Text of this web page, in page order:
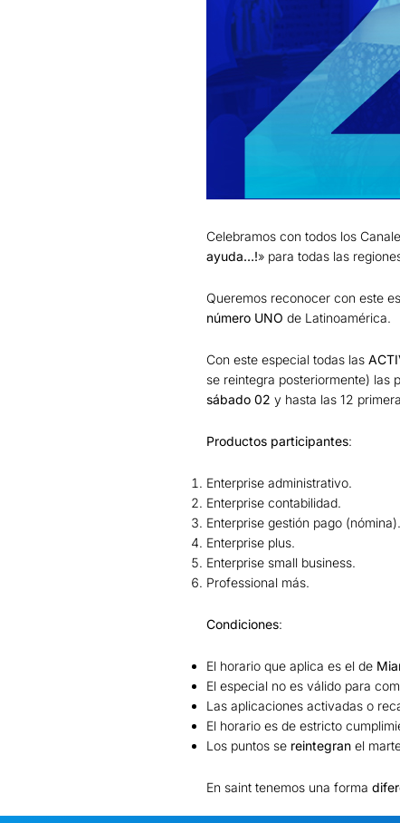
Celebramos con todos los
ayuda…!» para todas las
Queremos reconocer con este
número UNO de Latinoamérica.
Con este especial todas las
se reintegra posteriormente) las
sábado 02 y hasta las 12
Productos participantes:
Enterprise administrativo.
Enterprise contabilidad.
Enterprise gestión pago (nómina).
Enterprise plus.
Enterprise small business.
Professional más.
Condiciones:
El horario que aplica es el de
El especial no es válido para
Las aplicaciones activadas o
El horario es de estricto
Los puntos se reintegran el
En saint tenemos una forma